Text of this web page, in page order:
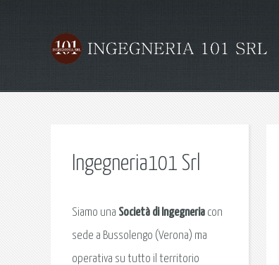
Ingegneria101 Srl
Siamo una Società di Ingegneria con
sede a Bussolengo (Verona) ma
operativa su tutto il territorio